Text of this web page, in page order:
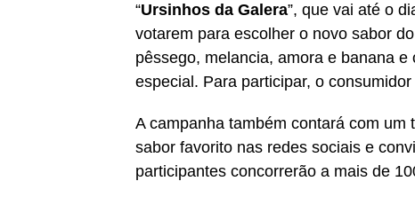
“Ursinhos da Galera”, que vai até o
votarem para escolher o novo sabor
pêssego, melancia, amora e banana
especial. Para participar, o
A campanha também contará com
sabor favorito nas redes sociais e
participantes concorrerão a mais de